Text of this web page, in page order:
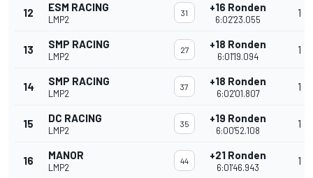
12 ESM RACING
LMP2
31 +16 Ronden
6:02'23.055
1
13 SMP RACING
LMP2
27 +18 Ronden
6:01'19.094
1
14 SMP RACING
LMP2
37 +18 Ronden
6:02'01.807
1
15 DC RACING
LMP2
35 +19 Ronden
6:00'52.108
1
16 MANOR
LMP2
44 +21 Ronden
6:01'46.943
1